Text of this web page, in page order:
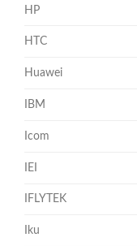
HP
HTC
Huawei
IBM
Icom
IEI
IFLYTEK
Iku